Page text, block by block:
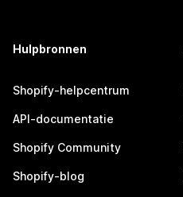
Hulpbronnen
Shopify-helpcentrum
API-documentatie
Shopify Community
Shopify-blog